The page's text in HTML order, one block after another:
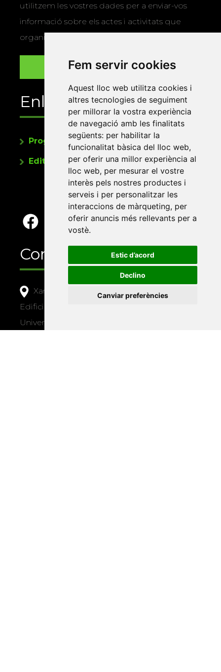
Fem servir cookies
Aquest lloc web utilitza cookies i
altres tecnologies de seguiment
per millorar la vostra experiència
de navegació amb les finalitats
següents: per habilitar la
funcionalitat bàsica del lloc web,
per oferir una millor experiència al
lloc web, per mesurar el vostre
interès pels nostres productes i
serveis i per personalitzar les
interaccions de màrqueting, per
oferir anuncis més rellevants per a
vostè.
Estic d’acord
Declino
Canviar preferències
utilitzem les vostres dades per a enviar-vos
informació sobre els actes i activitats que
organitza la Xarxa Vives.
Enllaços
Programa de publicacions
Editorials universitàries a Twitter
Contacte
Xarxa Vives d'Universitats
Edifici Àgora
Universitat Jaume I, local 10